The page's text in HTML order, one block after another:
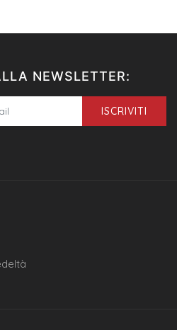
NEWSLETTER:
ISCRIVITI